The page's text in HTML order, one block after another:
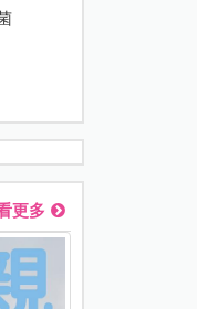
更多